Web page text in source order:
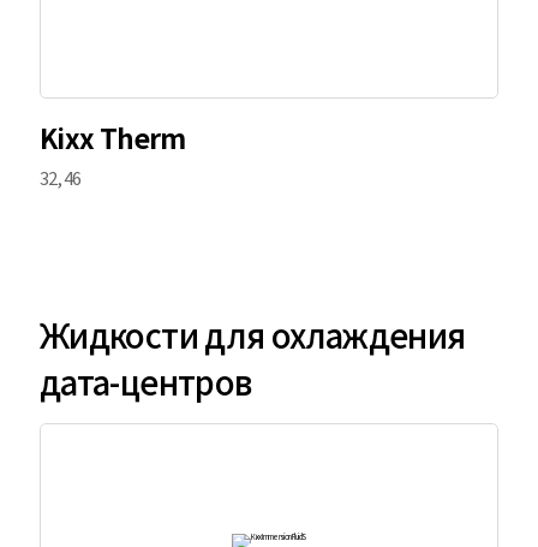
Kixx Therm
32, 46
Жидкости для охлаждения
дата-центров